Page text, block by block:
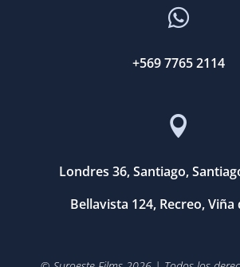

+569 7765 2114

Londres 36, Santiago,
Bellavista 124, Recreo, Viña